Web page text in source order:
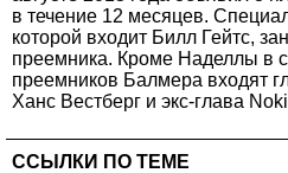
в течение 12 месяцев.
которой входит Билл Гейтс,
преемника. Кроме Наделлы в
преемников Балмера входят
Ханс Вестберг и экс-глава
ССЫЛКИ ПО ТЕМЕ